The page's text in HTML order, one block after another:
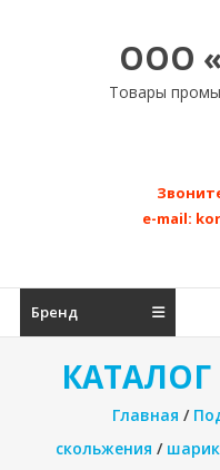
ООО
Товары
e-mail:
Бренд
Главная /
скольжения /